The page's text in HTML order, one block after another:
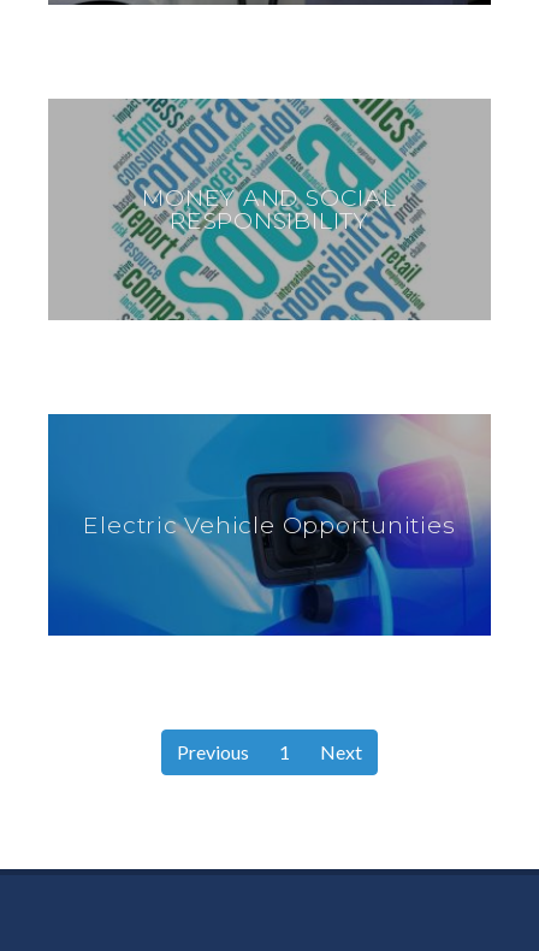
MONEY AND SOCIAL
RESPONSIBILITY
Electric Vehicle Opportunities
Previous 1 Next